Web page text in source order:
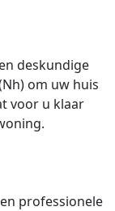
deskundige
om uw huis
voor u klaar
professionele